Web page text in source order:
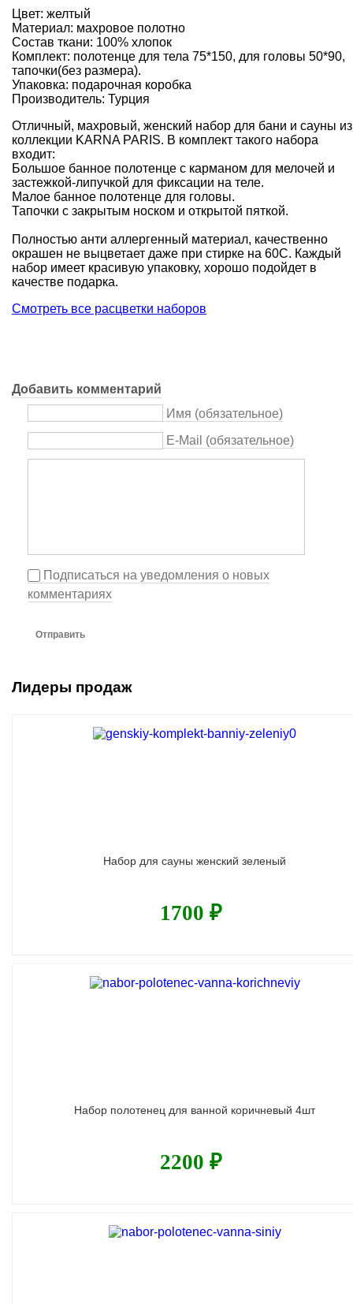
Цвет: желтый
Материал: махровое полотно
Состав ткани: 100% хлопок
Комплект: полотенце для тела 75*150, для головы 50*90,
тапочки(без размера).
Упаковка: подарочная коробка
Производитель: Турция
Отличный, махровый, женский набор для бани и сауны из
коллекции KARNA PARIS. В комплект такого набора
входит:
Большое банное полотенце с карманом для мелочей и
застежкой-липучкой для фиксации на теле.
Малое банное полотенце для головы.
Тапочки с закрытым носком и открытой пяткой.
Полностью анти аллергенный материал, качественно
окрашен не выцветает даже при стирке на 60С. Каждый
набор имеет красивую упаковку, хорошо подойдет в
качестве подарка.
Смотреть все расцветки наборов
Добавить комментарий
Имя (обязательное)
E-Mail (обязательное)
Подписаться на уведомления о новых
комментариях
Отправить
Лидеры продаж
Набор для сауны женский зеленый
1700 ₽
Набор полотенец для ванной коричневый 4шт
2200 ₽